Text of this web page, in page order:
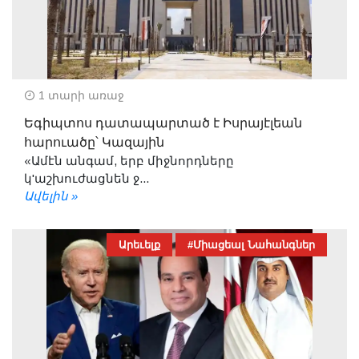
1 տարի առաջ
Եգիպտոս դատապարտած է Իսրայէլեան
հարուածը՝ Կազային
«Ամէն անգամ, երբ միջնորդները
կ'աշխուժացնեն ջ...
Ավելին »
Արեւելք #Միացեալ Նահանգներ